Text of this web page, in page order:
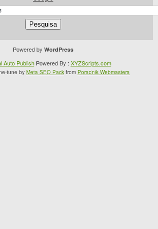
Powered by WordPress
Auto PublishPowered By : XYZScripts.com
tune by Meta SEO Pack from Poradnik Webmastera